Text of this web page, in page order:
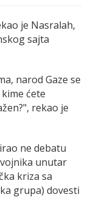
je Nasralah,
sajta
narod Gaze se
ćete
rekao je
ne debatu
unutar
kriza sa
grupa) dovesti